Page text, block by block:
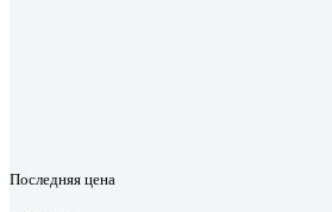
Последняя цена